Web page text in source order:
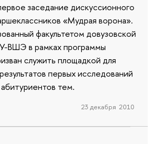
заседание дискуссионного
«Мудрая ворона».
факультетом довузовской
ВШЭ в рамках программы
служить площадкой для
первых исследований
тем.
23 декабря 2010